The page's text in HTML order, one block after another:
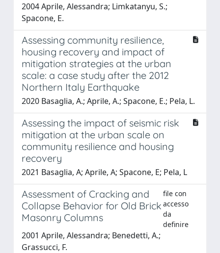
2004 Aprile, Alessandra; Limkatanyu, S.;
Spacone, E.
Assessing community resilience,
housing recovery and impact of
mitigation strategies at the urban
scale: a case study after the 2012
Northern Italy Earthquake
2020 Basaglia, A.; Aprile, A.; Spacone, E.; Pela, L.
Assessing the impact of seismic risk
mitigation at the urban scale on
community resilience and housing
recovery
2021 Basaglia, A; Aprile, A; Spacone, E; Pela, L
Assessment of Cracking and
Collapse Behavior for Old Brick
Masonry Columns
file con
accesso
da
definire
2001 Aprile, Alessandra; Benedetti, A.;
Grassucci, F.